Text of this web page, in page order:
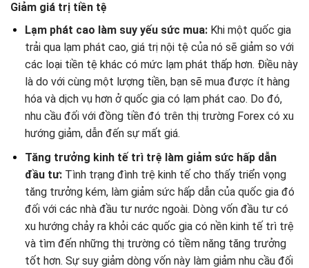
Giảm giá trị tiền tệ
Lạm phát cao làm suy yếu sức mua:Khi một quốc gia
trải qua lạm phát cao, giá trị nội tệ của nó sẽ giảm so với
các loại tiền tệ khác có mức lạm phát thấp hơn. Điều này
là do với cùng một lượng tiền, bạn sẽ mua được ít hàng
hóa và dịch vụ hơn ở quốc gia có lạm phát cao. Do đó,
nhu cầu đối với đồng tiền đó trên thị trường Forex có xu
hướng giảm, dẫn đến sự mất giá.
Tăng trưởng kinh tế trì trệ làm giảm sức hấp dẫn
đầu tư:Tình trạng đình trệ kinh tế cho thấy triển vọng
tăng trưởng kém, làm giảm sức hấp dẫn của quốc gia đó
đối với các nhà đầu tư nước ngoài. Dòng vốn đầu tư có
xu hướng chảy ra khỏi các quốc gia có nền kinh tế trì trệ
và tìm đến những thị trường có tiềm năng tăng trưởng
tốt hơn. Sự suy giảm dòng vốn này làm giảm nhu cầu đối